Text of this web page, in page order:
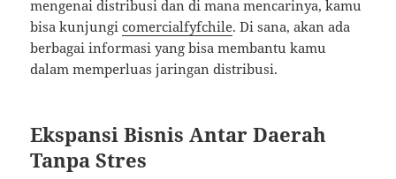
mengenai distribusi dan di mana mencarinya, kamu
bisa kunjungicomercialfyfchile. Di sana, akan ada
berbagai informasi yang bisa membantu kamu
dalam memperluas jaringan distribusi.
Ekspansi Bisnis Antar Daerah
Tanpa Stres